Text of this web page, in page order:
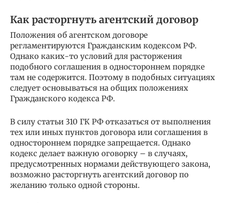
Как расторгнуть агентский договор
Положения об агентском договоре
регламентируются Гражданским кодексом РФ.
Однако каких-то условий для расторжения
подобного соглашения в одностороннем порядке
там не содержится. Поэтому в подобных ситуациях
следует основываться на общих положениях
Гражданского кодекса РФ.
В силу статьи 310 ГК РФ отказаться от выполнения
тех или иных пунктов договора или соглашения в
одностороннем порядке запрещается. Однако
кодекс делает важную оговорку – в случаях,
предусмотренных нормами действующего закона,
возможно расторгнуть агентский договор по
желанию только одной стороны.